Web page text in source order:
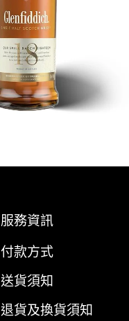
服務資訊
付款方式
送貨須知
退貨及換貨須知